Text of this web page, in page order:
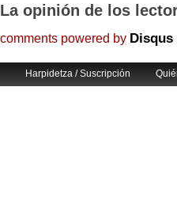
La opinión de los
comments powered by Disqus
Harpidetza / Suscripción